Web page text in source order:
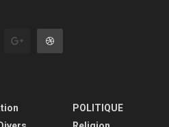
POLITIQUE